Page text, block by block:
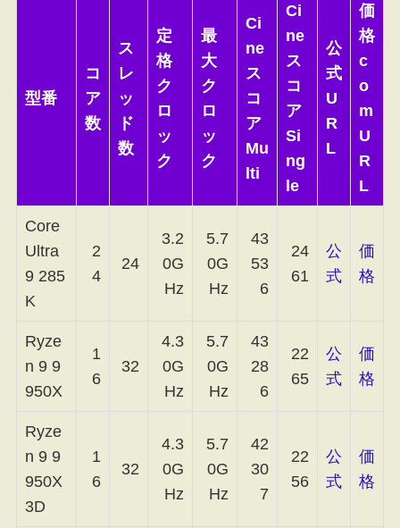
型番
コ
ア
数
ス
レ
ッ
ド
数
定
格
ク
ロ
ッ
ク
最
大
ク
ロ
ッ
ク
Ci
ne
ス
コ
ア
Mu
lti
Ci
ne
ス
コ
ア
Si
ng
le
公
式
U
R
L
価
格
c
o
m
U
R
L
Core
Ultra
9 285
K
2
4
24
3.2
0G
Hz
5.7
0G
Hz
43
53
6
24
61
公
式
価
格
Ryze
n 9 9
950X
1
6
32
4.3
0G
Hz
5.7
0G
Hz
43
28
6
22
65
公
式
価
格
Ryze
n 9 9
950X
3D
1
6
32
4.3
0G
Hz
5.7
0G
Hz
42
30
7
22
56
公
式
価
格